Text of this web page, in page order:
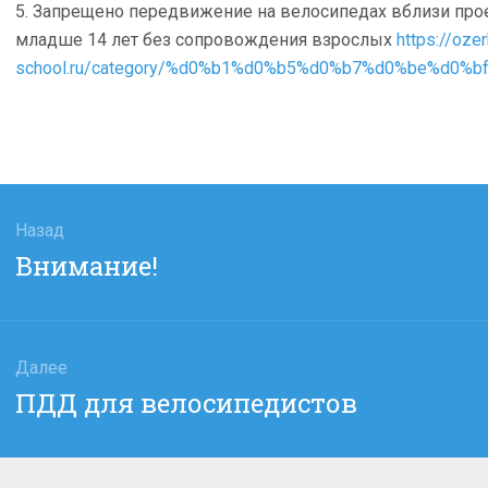
5. Запрещено передвижение на велосипедах вблизи
младше 14 лет без сопровождения взрослых https://
school.ru/category/
Назад
Предыдущая
Внимание!
Далее
Следующая
запись:
ПДД для велосипедистов